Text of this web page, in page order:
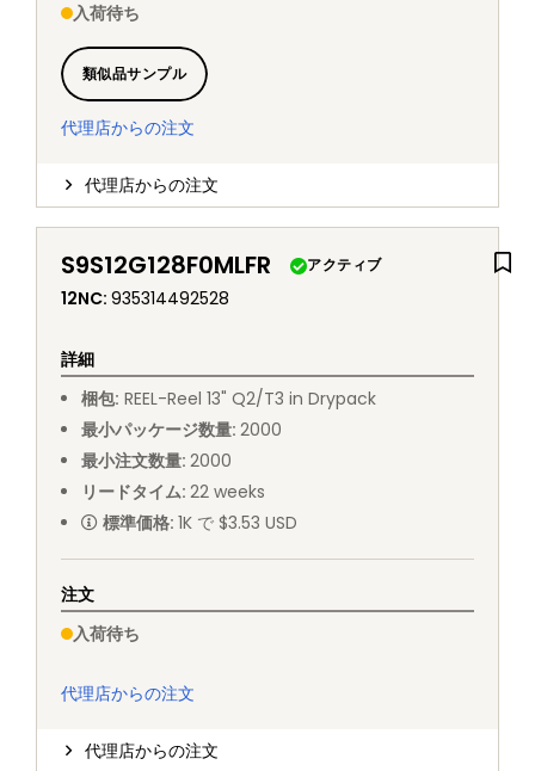
入荷待ち
類似品サンプル
代理店からの注文
代理店からの注文
S9S12G128F0MLFR アクティブ
12NC: 935314492528
詳細
梱包: REEL-Reel 13" Q2/T3 in Drypack
最小パッケージ数量: 2000
最小注文数量: 2000
リードタイム: 22 weeks
標準価格: 1K で $3.53 USD
注文
入荷待ち
代理店からの注文
代理店からの注文